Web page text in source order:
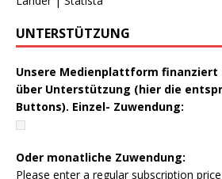
UNTERSTÜTZUNG
Unsere Medienplattform finanziert
über Unterstützung (hier die
Buttons). Einzel- Zuwendung:
Oder monatliche Zuwendung:
Please enter a regular subscription